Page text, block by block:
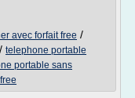
avec forfait free /
/ telephone portable
portable sans